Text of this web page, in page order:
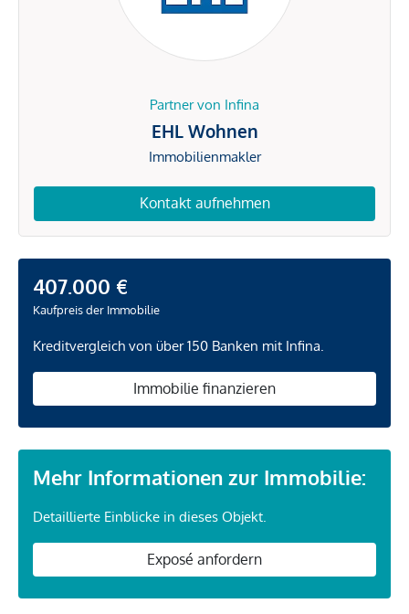
Partner von Infina
EHL Wohnen
Immobilienmakler
Kontakt aufnehmen
407.000 €
Kaufpreis der Immobilie
Kreditvergleich von über 150 Banken mit Infina.
Immobilie finanzieren
Mehr Informationen zur Immobilie:
Detaillierte Einblicke in dieses Objekt.
Exposé anfordern